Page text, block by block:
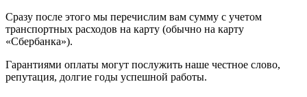
Сразу после этого мы перечислим вам сумму с учетом
транспортных расходов на карту (обычно на карту
«Сбербанка»).
Гарантиями оплаты могут послужить наше честное слово,
репутация, долгие годы успешной работы.